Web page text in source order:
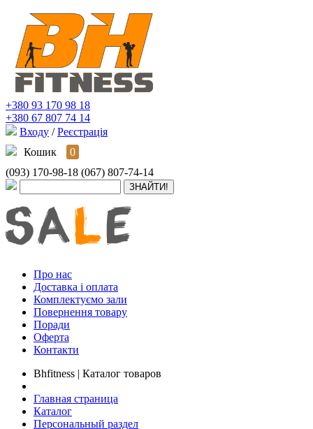
+380 93 170 98 18
+380 67 807 74 14
Входу / Реєстрація
Кошик
0
(093) 170-98-18 (067) 807-74-14
Про нас
Доставка і оплата
Комплектуємо зали
Повернення товару
Поради
Оферта
Контакти
Bhfitness | Каталог товаров
Главная страница
Каталог
Персональный раздел